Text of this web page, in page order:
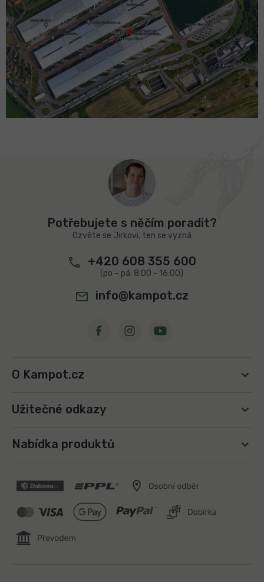
Potřebujete s něčím poradit?
Ozvěte se Jirkovi, ten se vyzná
+420 608 355 600
info@kampot.cz
O Kampot.cz
Užitečné odkazy
Nabídka produktů